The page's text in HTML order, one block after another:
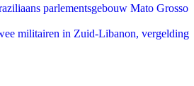
parlementsgebouw Mato Grosso
militairen in Zuid-Libanon, vergelding